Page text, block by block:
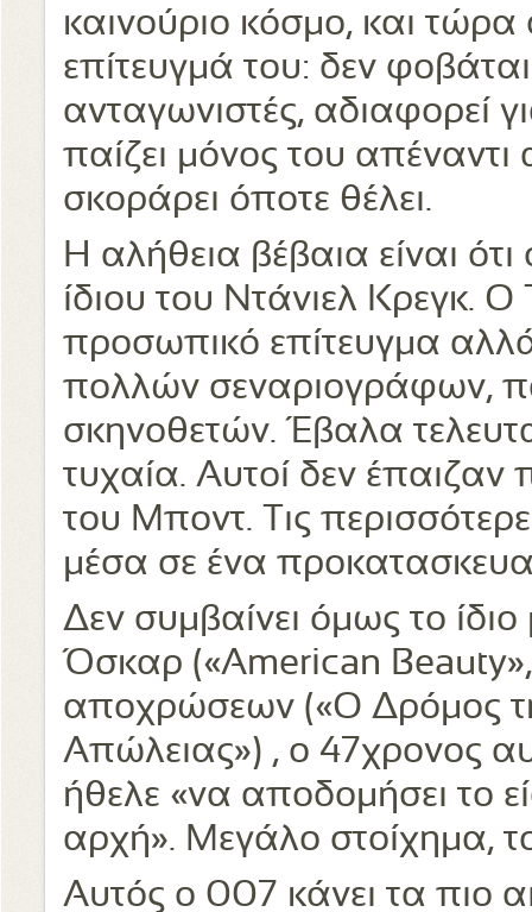
καινούριο κόσμο, και
επίτευγμά του: δεν
ανταγωνιστές, αδιαφορεί
παίζει μόνος του
σκοράρει όποτε θέλει.
Η αλήθεια βέβαια είναι
ίδιου του Ντάνιελ Κρεγκ.
προσωπικό επίτευγμα
πολλών σεναριογράφων,
σκηνοθετών. Έβαλα
τυχαία. Αυτοί δεν έπαιζαν
του Μποντ. Τις
μέσα σε ένα
Δεν συμβαίνει όμως το
Όσκαρ («American
αποχρώσεων («Ο Δρόμος
Απώλειας») , ο 47χρονος
ήθελε «να αποδομήσει το
αρχή». Μεγάλο στοίχημα,
Αυτός ο 007 κάνει τα πιο